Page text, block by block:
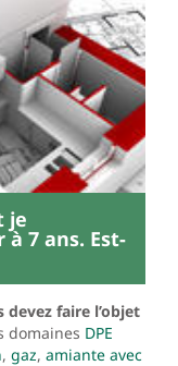
je
7 ans. Est-
faire l’objet
domaines DPE
, gaz, amiante avec